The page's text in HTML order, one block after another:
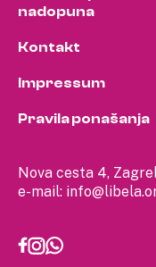
Nova cesta 4,
e-mail:
nadopuna
Kontakt
Impressum
Pravila ponašanja